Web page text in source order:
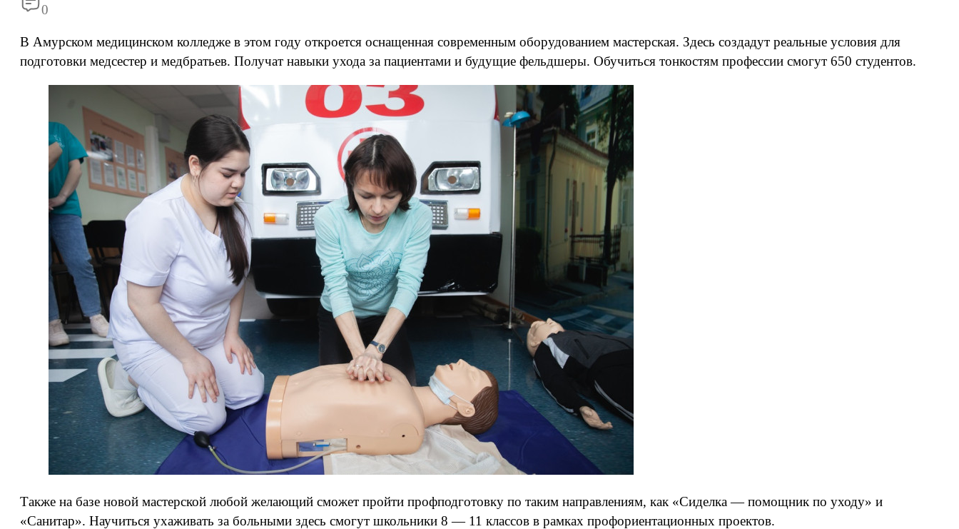
0
В Амурском медицинском колледже в этом году откроется оснащенная современным оборудованием мастерская. Здесь создадут реальные условия для
подготовки медсестер и медбратьев. Получат навыки ухода за пациентами и будущие фельдшеры. Обучиться тонкостям профессии смогут 650 студентов.
Также на базе новой мастерской любой желающий сможет пройти профподготовку по таким направлениям, как «Сиделка — помощник по уходу» и
«Санитар». Научиться ухаживать за больными здесь смогут школьники 8 — 11 классов в рамках профориентационных проектов.